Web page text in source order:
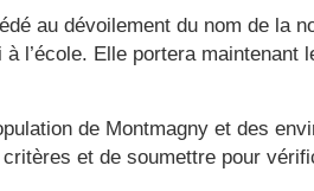
au dévoilement du nom de la
l’école. Elle portera maintenant
de Montmagny et des
et de soumettre pour